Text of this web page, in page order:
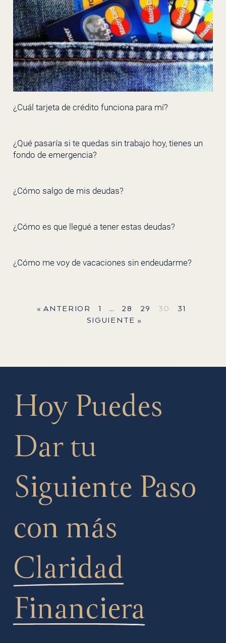
¿Cuál tarjeta de crédito funciona para mí?
¿Qué pasaría si te quedas sin trabajo hoy, tienes un
fondo de emergencia?
¿Cómo salgo de mis deudas?
¿Cómo es que llegué a tener estas deudas?
¿Cómo me voy de vacaciones sin endeudarme?
« ANTERIOR 1 … 28 29 30
31
SIGUIENTE »
Hoy Puedes
Dar tu
Siguiente Paso
con más
Claridad
Financiera